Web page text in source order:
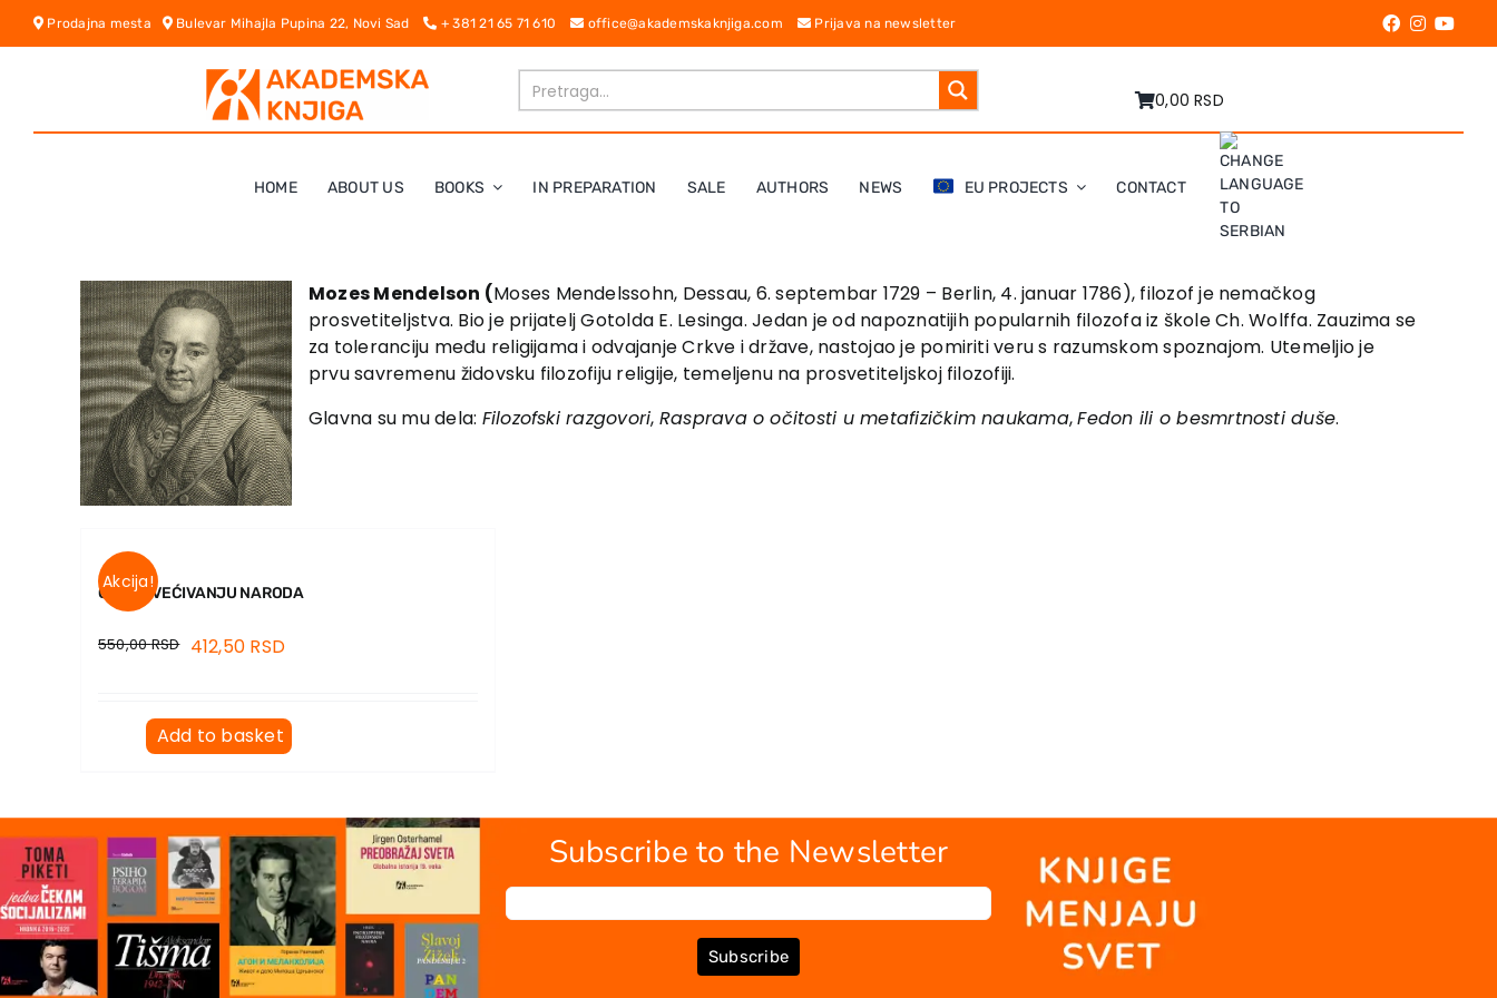
Skip
Prodajna mesta Bulevar Mihajla Pupina 22, Novi Sad + 381 21 65 71 610 office@akademskaknjiga.com Prijava na newsletter
0,00 RSD
HOME ABOUT US BOOKS IN PREPARATION SALE AUTHORS NEWS EU PROJECTS CONTACT
Mozes Mendelson (Moses Mendelssohn, Dessau, 6. septembar 1729 – Berlin, 4. januar 1786), filozof je nemačkog
prosvetiteljstva. Bio je prijatelj Gotolda E. Lesinga. Jedan je od napoznatijih popularnih filozofa iz škole Ch. Wolffa. Zauzima se
za toleranciju među religijama i odvajanje Crkve i države, nastojao je pomiriti veru s razumskom spoznajom. Utemeljio je
prvu savremenu židovsku filozofiju religije, temeljenu na prosvetiteljskoj filozofiji.
Glavna su mu dela: Filozofski razgovori, Rasprava o očitosti u metafizičkim naukama,Fedon ili o besmrtnosti duše.
Akcija!
O PROSVEĆIVANJU NARODA
550,00RSD 412,50 RSD
Add to basket
Subscribe to the Newsletter
Subscribe